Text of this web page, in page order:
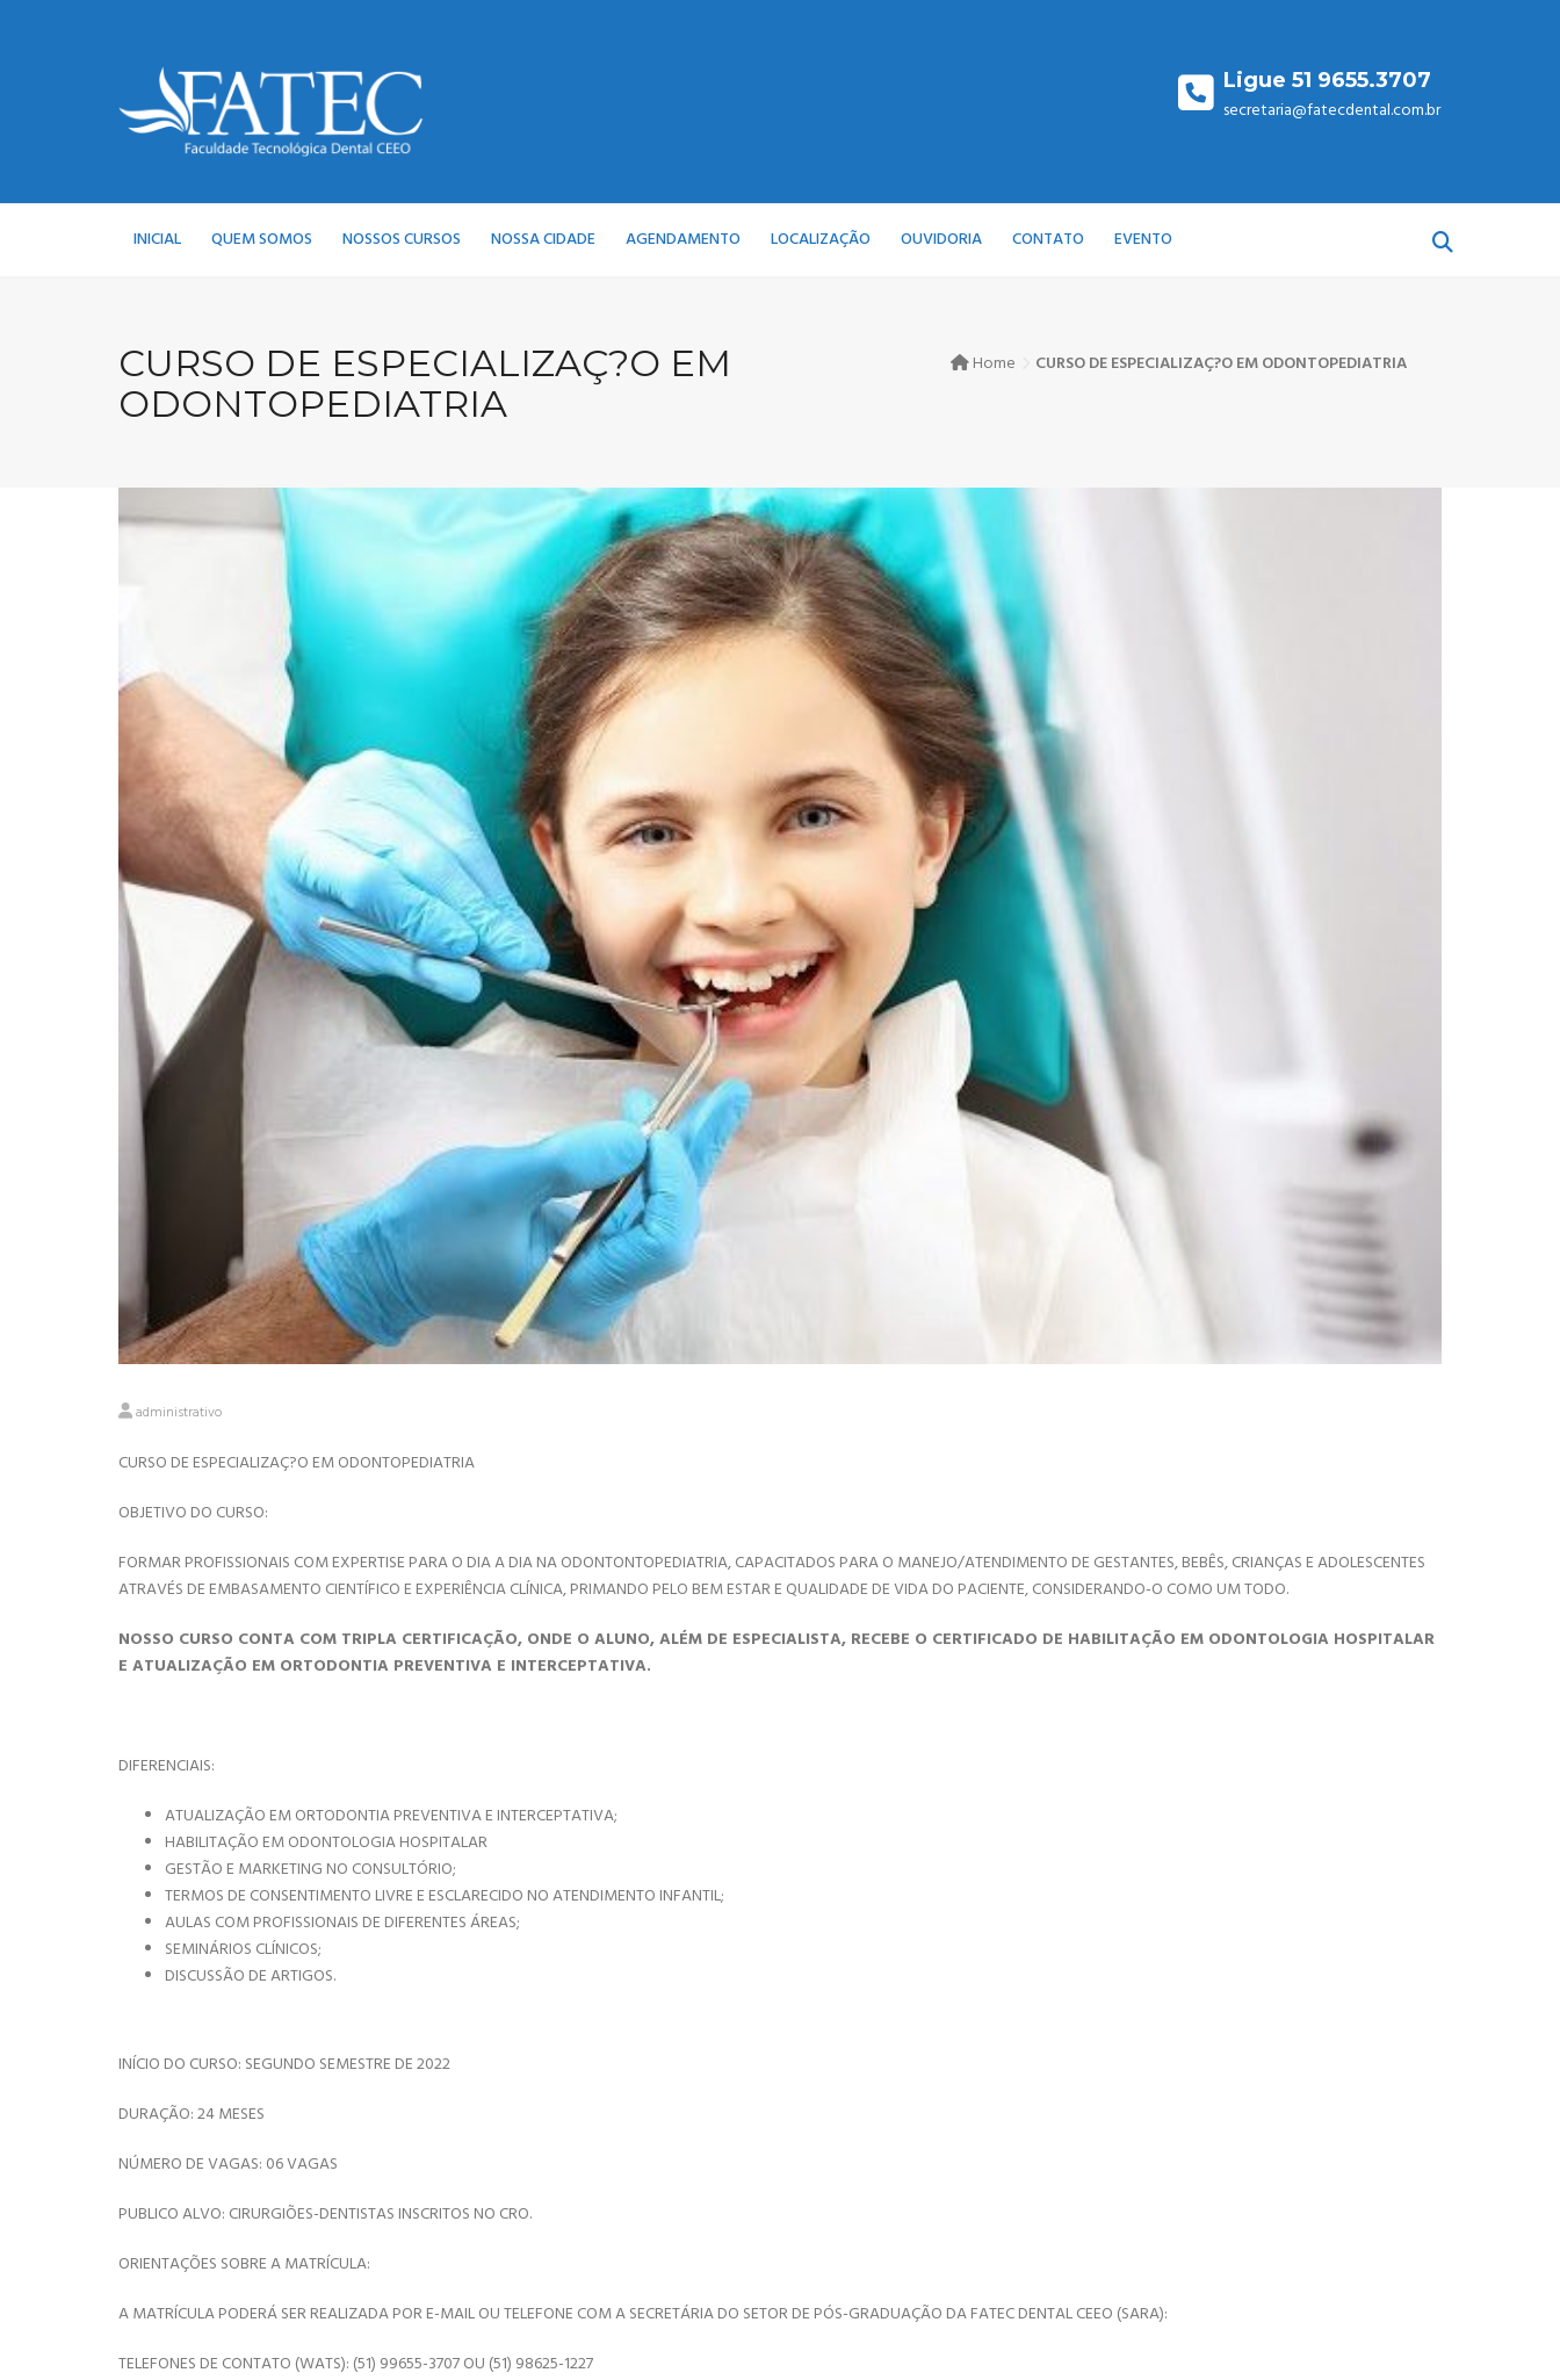
Ligue 51 9655.3707
secretaria@fatecdental.com.br
INICIAL QUEM SOMOS NOSSOS CURSOS NOSSA CIDADE AGENDAMENTO LOCALIZAÇÃO OUVIDORIA CONTATO EVENTO
CURSO DE ESPECIALIZAÇ?O EM
ODONTOPEDIATRIA
Home CURSO DE ESPECIALIZAÇ?O EM ODONTOPEDIATRIA
administrativo
CURSO DE ESPECIALIZAÇ?O EM ODONTOPEDIATRIA
OBJETIVO DO CURSO:
FORMAR PROFISSIONAIS COM EXPERTISE PARA O DIA A DIA NA ODONTONTOPEDIATRIA, CAPACITADOS PARA O MANEJO/ATENDIMENTO DE GESTANTES, BEBÊS, CRIANÇAS E ADOLESCENTES
ATRAVÉS DE EMBASAMENTO CIENTÍFICO E EXPERIÊNCIA CLÍNICA, PRIMANDO PELO BEM ESTAR E QUALIDADE DE VIDA DO PACIENTE, CONSIDERANDO-O COMO UM TODO.
NOSSO CURSO CONTA COM TRIPLA CERTIFICAÇÃO, ONDE O ALUNO, ALÉM DE ESPECIALISTA, RECEBE O CERTIFICADO DE HABILITAÇÃO EM ODONTOLOGIA HOSPITALAR
E ATUALIZAÇÃO EM ORTODONTIA PREVENTIVA E INTERCEPTATIVA.
DIFERENCIAIS:
ATUALIZAÇÃO EM ORTODONTIA PREVENTIVA E INTERCEPTATIVA;
HABILITAÇÃO EM ODONTOLOGIA HOSPITALAR
GESTÃO E MARKETING NO CONSULTÓRIO;
TERMOS DE CONSENTIMENTO LIVRE E ESCLARECIDO NO ATENDIMENTO INFANTIL;
AULAS COM PROFISSIONAIS DE DIFERENTES ÁREAS;
SEMINÁRIOS CLÍNICOS;
DISCUSSÃO DE ARTIGOS.
INÍCIO DO CURSO: SEGUNDO SEMESTRE DE 2022
DURAÇÃO: 24 MESES
NÚMERO DE VAGAS: 06 VAGAS
PUBLICO ALVO: CIRURGIÕES-DENTISTAS INSCRITOS NO CRO.
ORIENTAÇÕES SOBRE A MATRÍCULA:
A MATRÍCULA PODERÁ SER REALIZADA POR E-MAIL OU TELEFONE COM A SECRETÁRIA DO SETOR DE PÓS-GRADUAÇÃO DA FATEC DENTAL CEEO (SARA):
TELEFONES DE CONTATO (WATS): (51) 99655-3707 OU (51) 98625-1227